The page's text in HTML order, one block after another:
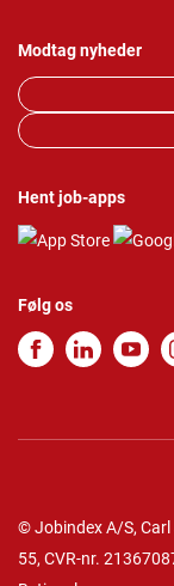
Modtag nyheder
Hent job-apps
Følg os
© Jobindex A/S, Carl
55, CVR-nr.